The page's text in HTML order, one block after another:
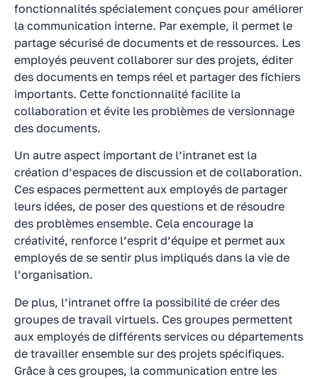
fonctionnalités spécialement conçues pour améliorer
la communication interne. Par exemple, il permet le
partage sécurisé de documents et de ressources. Les
employés peuvent collaborer sur des projets, éditer
des documents en temps réel et partager des fichiers
importants. Cette fonctionnalité facilite la
collaboration et évite les problèmes de versionnage
des documents.
Un autre aspect important de l’intranet est la
création d’espaces de discussion et de collaboration.
Ces espaces permettent aux employés de partager
leurs idées, de poser des questions et de résoudre
des problèmes ensemble. Cela encourage la
créativité, renforce l’esprit d’équipe et permet aux
employés de se sentir plus impliqués dans la vie de
l’organisation.
De plus, l’intranet offre la possibilité de créer des
groupes de travail virtuels. Ces groupes permettent
aux employés de différents services ou départements
de travailler ensemble sur des projets spécifiques.
Grâce à ces groupes, la communication entre les